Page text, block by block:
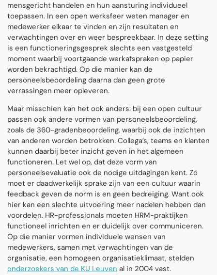
mensgericht handelen en hun aansturing individueel
toepassen. In een open werksfeer weten manager en
medewerker elkaar te vinden en zijn resultaten en
verwachtingen over en weer bespreekbaar. In deze setting
is een functioneringsgesprek slechts een vastgesteld
moment waarbij voortgaande werkafspraken op papier
worden bekrachtigd. Op die manier kan de
personeelsbeoordeling daarna dan geen grote
verrassingen meer opleveren.
Maar misschien kan het ook anders: bij een open cultuur
passen ook andere vormen van personeelsbeoordeling,
zoals de 360-gradenbeoordeling, waarbij ook de inzichten
van anderen worden betrokken. Collega’s, teams en klanten
kunnen daarbij beter inzicht geven in het algemeen
functioneren. Let wel op, dat deze vorm van
personeelsevaluatie ook de nodige uitdagingen kent. Zo
moet er daadwerkelijk sprake zijn van een cultuur waarin
feedback geven de norm is en geen bedreiging. Want ook
hier kan een slechte uitvoering meer nadelen hebben dan
voordelen. HR-professionals moeten HRM-praktijken
functioneel inrichten en er duidelijk over communiceren.
Op die manier vormen individuele wensen van
medewerkers, samen met verwachtingen van de
organisatie, een homogeen organisatieklimaat, stelden
onderzoekers van de KU Leuven al in 2004 vast.